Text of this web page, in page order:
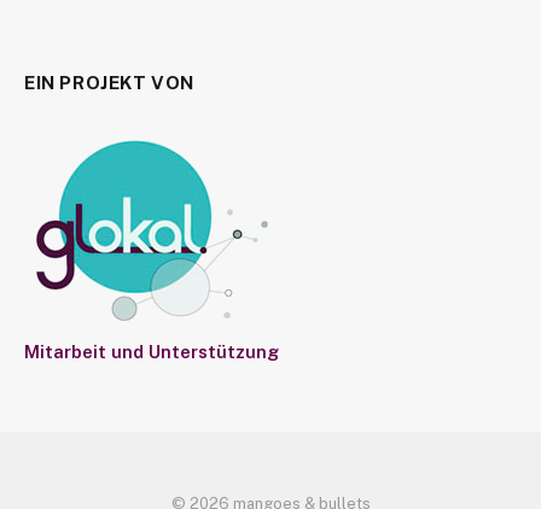
EIN PROJEKT VON
Mitarbeit und Unterstützung
© 2026 mangoes & bullets